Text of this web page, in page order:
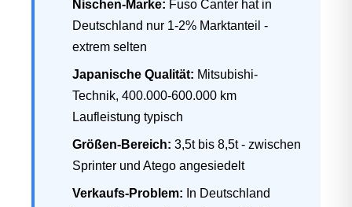
Nischen-Marke: Fuso Canter hat in
Deutschland nur 1-2% Marktanteil -
extrem selten
Japanische Qualität: Mitsubishi-
Technik, 400.000-600.000 km
Laufleistung typisch
Größen-Bereich: 3,5t bis 8,5t - zwischen
Sprinter und Atego angesiedelt
Verkaufs-Problem: In Deutschland